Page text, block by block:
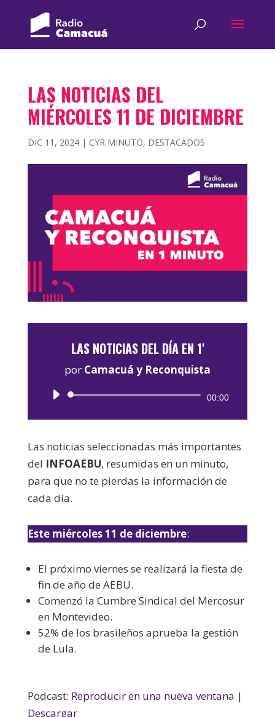
LAS NOTICIAS DEL
MIÉRCOLES 11 DE DICIEMBRE
DIC 11, 2024| CYR MINUTO, DESTACADOS
LAS NOTICIAS DEL DÍA EN 1'
por Camacuá y Reconquista
Reproductor
00:00
Las noticias seleccionadas más importantes
del INFOAEBU, resumidas en un minuto,
para que no te pierdas la información de
cada día.
Este miércoles 11 de diciembre:
El próximo viernes se realizará la fiesta de
fin de año de AEBU.
Comenzó la Cumbre Sindical del Mercosur
en Montevideo.
52% de los brasileños aprueba la gestión
de Lula.
Podcast: Reproducir en una nueva ventana |
Descargar